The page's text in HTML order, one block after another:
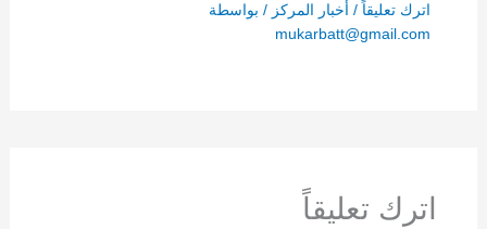
اترك تعليقاً / أخبار المركز / بواسطة
mukarbatt@gmail.com
اترك تعليقاً